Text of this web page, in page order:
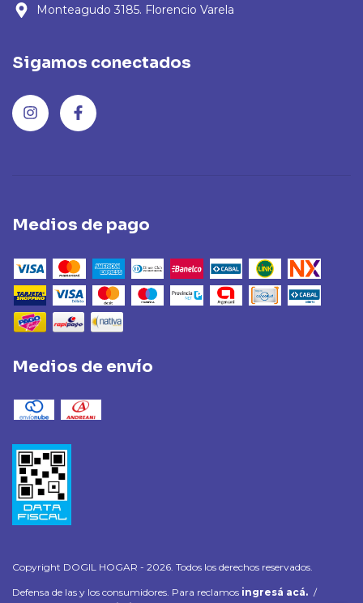
Monteagudo 3185. Florencio Varela
Sigamos conectados
Medios de pago
Medios de envío
Copyright DOGIL HOGAR - 2026. Todos los derechos reservados.
Defensa de las y los consumidores. Para reclamos ingresá acá. /